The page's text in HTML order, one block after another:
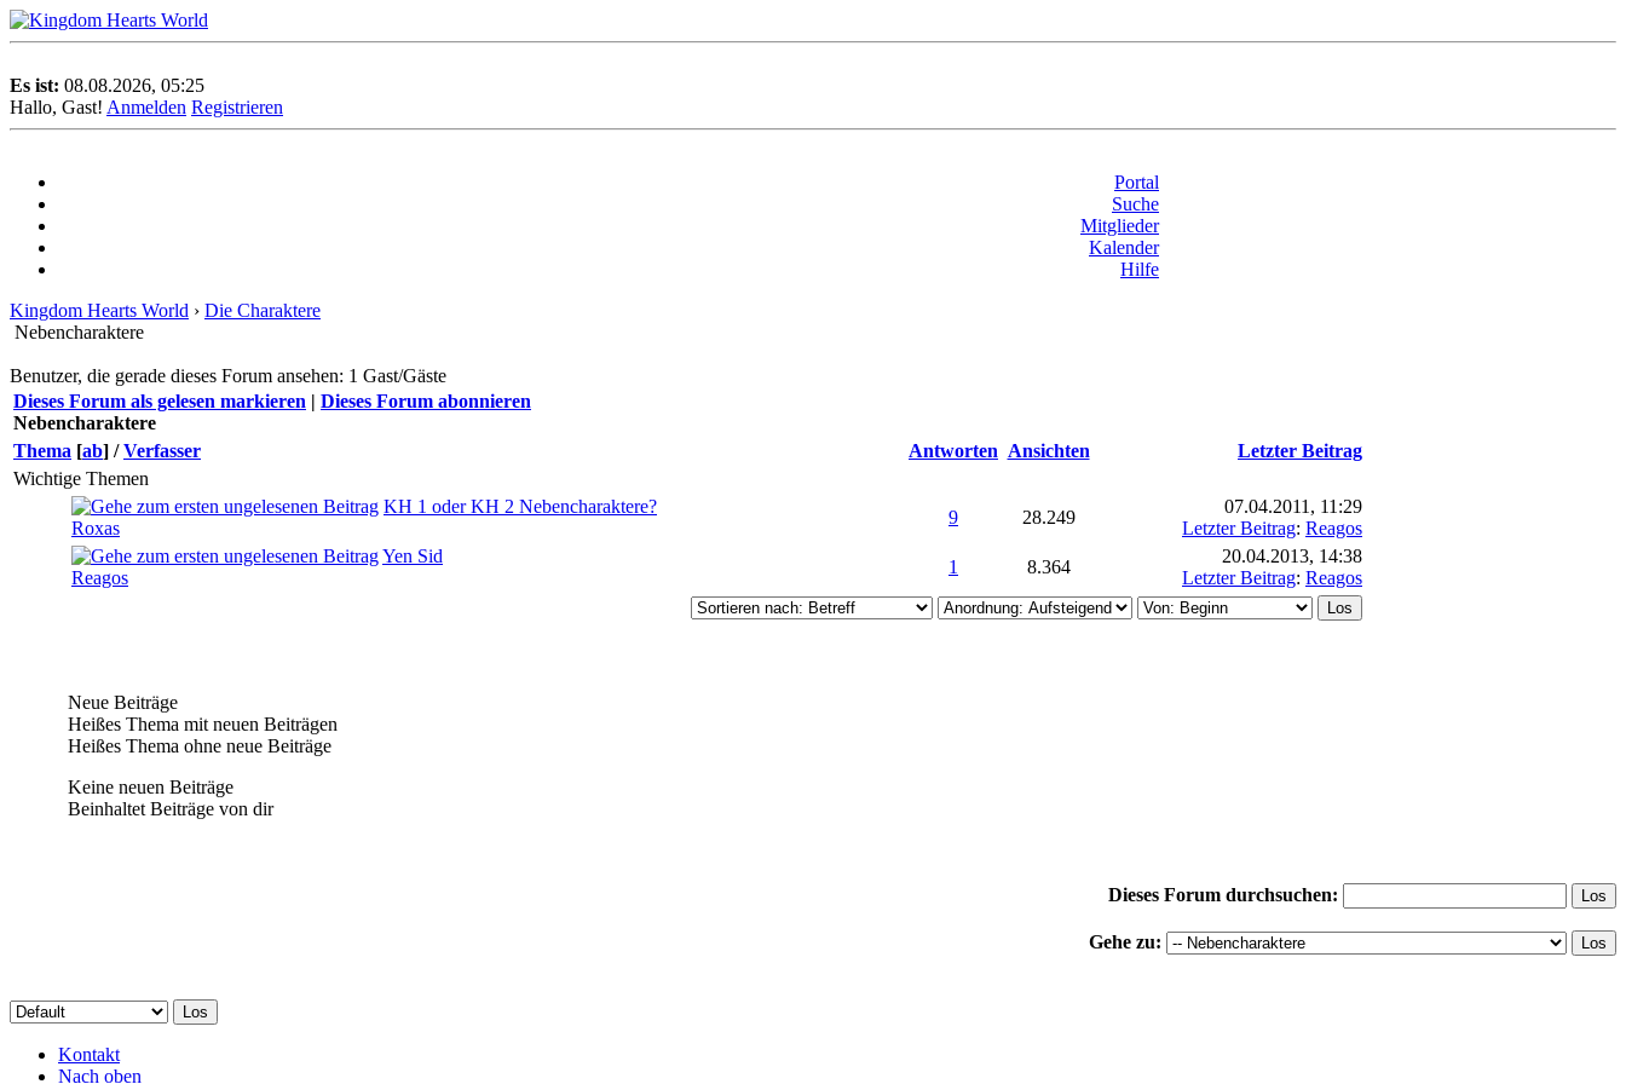
Es ist: 08.08.2026, 05:25
Hallo, Gast! Anmelden Registrieren
Portal
Suche
Mitglieder
Kalender
Hilfe
Kingdom Hearts World › Die Charaktere
Nebencharaktere
Benutzer, die gerade dieses Forum ansehen: 1 Gast/Gäste
Dieses Forum als gelesen markieren | Dieses Forum abonnieren
Nebencharaktere
Thema [ab] /Verfasser Antworten Ansichten
Letzter Beitrag
Wichtige Themen
KH 1 oder KH 2 Nebencharaktere?
Roxas
9 28.249
07.04.2011, 11:29
Letzter Beitrag: Reagos
Yen Sid
Reagos
1 8.364
20.04.2013, 14:38
Letzter Beitrag: Reagos
Neue Beiträge
Heißes Thema mit neuen Beiträgen
Heißes Thema ohne neue Beiträge
Keine neuen Beiträge
Beinhaltet Beiträge von dir
Dieses Forum durchsuchen:
Gehe zu:
Kontakt
Nach oben